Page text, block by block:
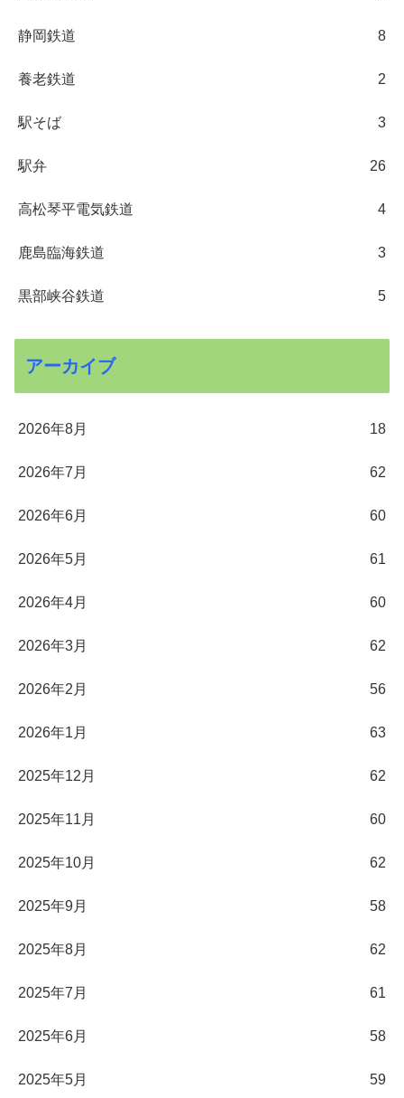
静岡鉄道 8
養老鉄道 2
駅そば 3
駅弁 26
高松琴平電気鉄道 4
鹿島臨海鉄道 3
黒部峡谷鉄道 5
アーカイブ
2026年8月 18
2026年7月 62
2026年6月 60
2026年5月 61
2026年4月 60
2026年3月 62
2026年2月 56
2026年1月 63
2025年12月 62
2025年11月 60
2025年10月 62
2025年9月 58
2025年8月 62
2025年7月 61
2025年6月 58
2025年5月 59